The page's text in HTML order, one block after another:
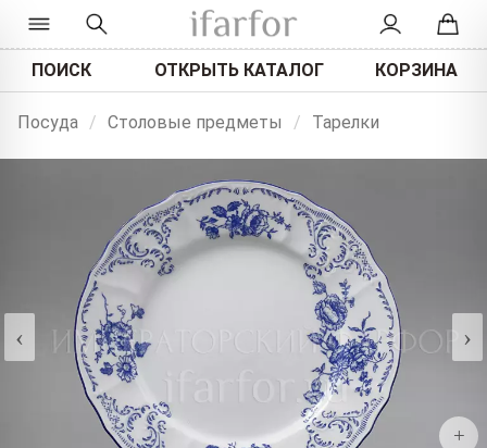
ПОИСК ОТКРЫТЬ КАТАЛОГ КОРЗИНА
Посуда / Столовые предметы / Тарелки
‹ ›
+